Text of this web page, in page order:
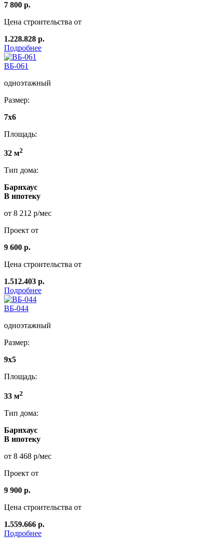
7 800 р.
Цена строительства от
1.228.828 р.
Подробнее
ВБ-061
одноэтажный
Размер:
7x6
Площадь:
32 м2
Тип дома:
Барнхаус
В ипотеку
от 8 212 р/мес
Проект от
9 600 р.
Цена строительства от
1.512.403 р.
Подробнее
ВБ-044
одноэтажный
Размер:
9x5
Площадь:
33 м2
Тип дома:
Барнхаус
В ипотеку
от 8 468 р/мес
Проект от
9 900 р.
Цена строительства от
1.559.666 р.
Подробнее